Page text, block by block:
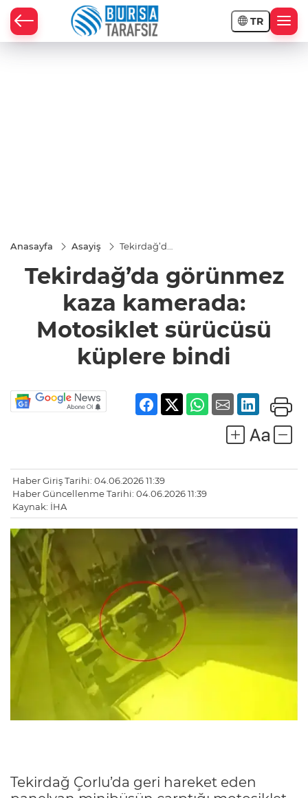
TR
Anasayfa Asayiş
Tekirdağ’da
kaza
kamerada:
Motosiklet
sürücüsü
küplere
bindi
Tekirdağ’da görünmez
kaza kamerada:
Motosiklet sürücüsü
küplere bindi
Haber Giriş Tarihi: 04.06.2026 11:39
Haber Güncellenme Tarihi: 04.06.2026 11:39
Kaynak: İHA
Tekirdağ Çorlu’da geri hareket eden